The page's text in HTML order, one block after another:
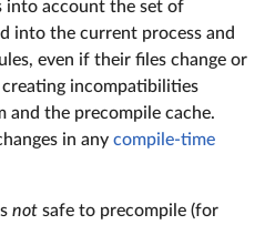
into account the set of
into the current process and
even if their files change or
incompatibilities
and the precompile cache.
in any compile-time
not safe to precompile (for